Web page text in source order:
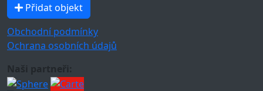
Přidat objekt
Obchodní podmínky
Ochrana osobních údajů
Naši partneři: